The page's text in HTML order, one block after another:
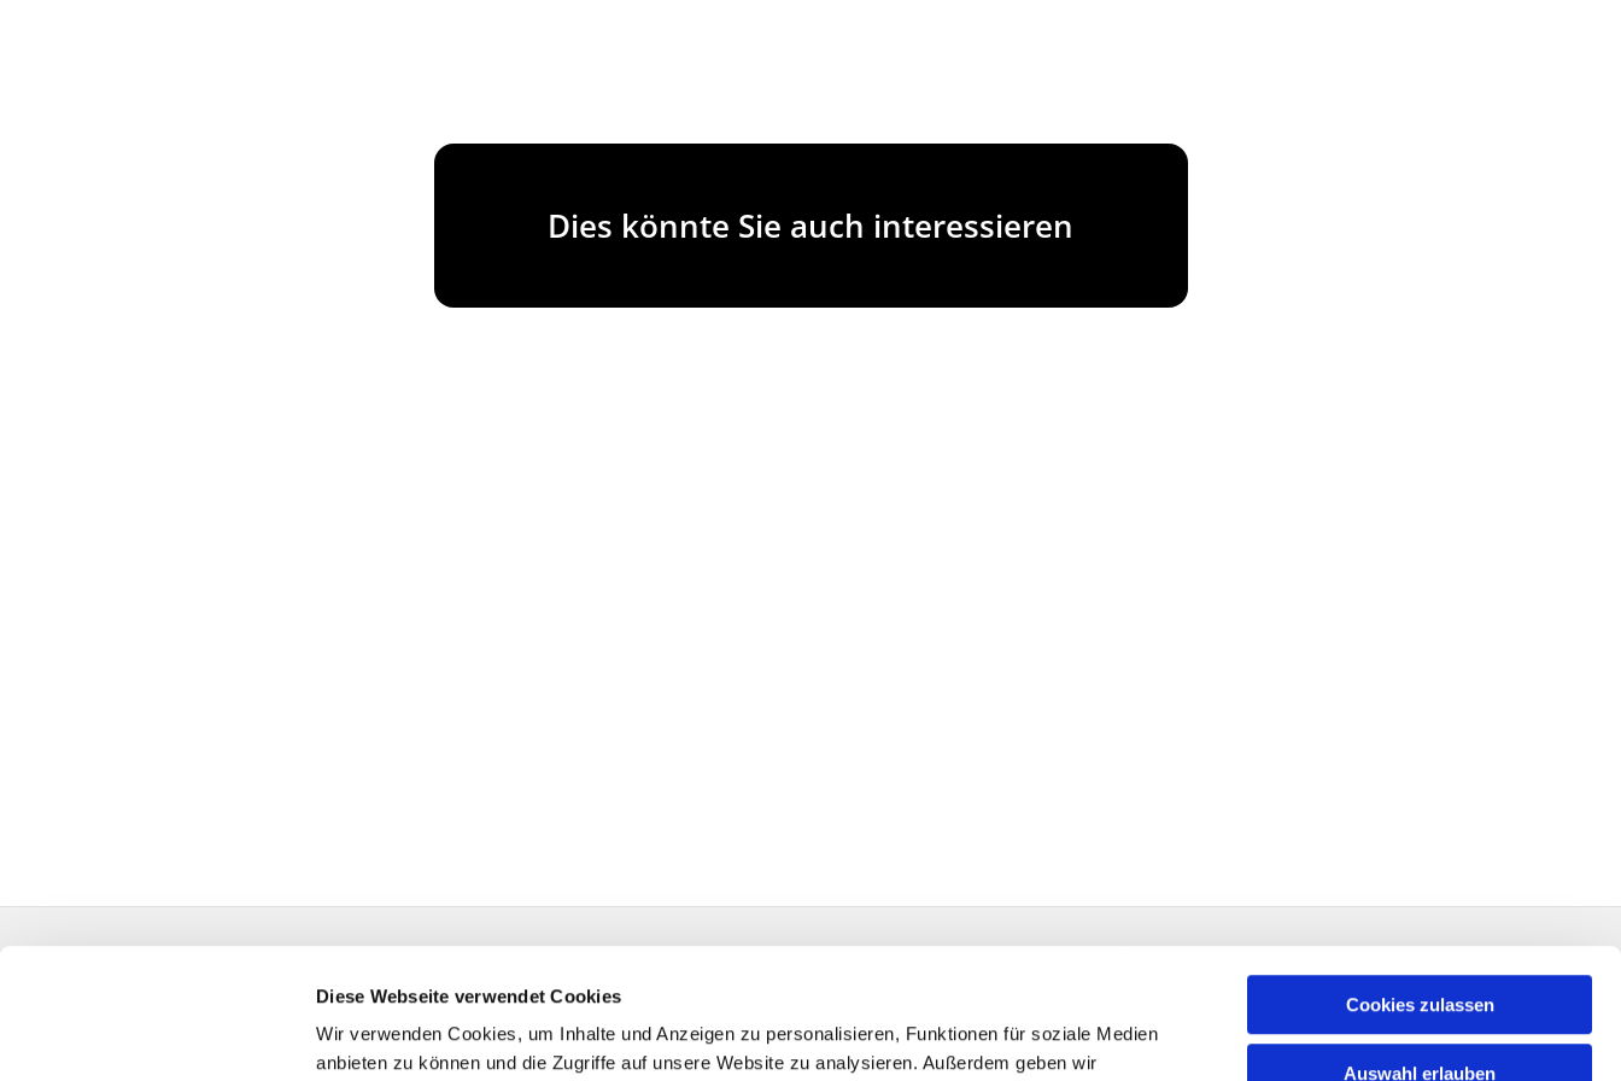
Diese Webseite verwendet Cookies
Wir verwenden Cookies, um Inhalte und Anzeigen zu personalisieren, Funktionen für soziale Medien
anbieten zu können und die Zugriffe auf unsere Website zu analysieren. Außerdem geben wir
Cookies zulassen
Auswahl erlauben
Dies könnte Sie auch interessieren
HA-KG-Hagen-Auferstehung@kk-ekvw.de